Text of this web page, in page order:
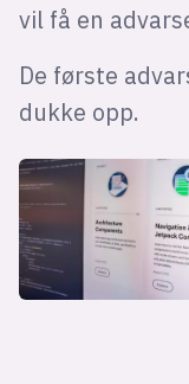
vil få en
De første
dukke opp.